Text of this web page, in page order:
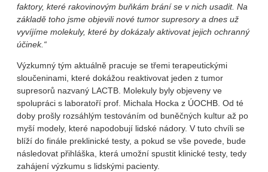
faktory, které rakovinovým buňkám brání se v nich usadit. Na
základě toho jsme objevili nové tumor supresory a dnes už
vyvíjíme molekuly, které by dokázaly aktivovat jejich ochranný
účinek.“
Výzkumný tým aktuálně pracuje se třemi terapeutickými
sloučeninami, které dokážou reaktivovat jeden z tumor
supresorů nazvaný LACTB. Molekuly byly objeveny ve
spolupráci s laboratoří prof. Michala Hocka z ÚOCHB. Od té
doby prošly rozsáhlým testováním od buněčných kultur až po
myší modely, které napodobují lidské nádory. V tuto chvíli se
blíží do finále preklinické testy, a pokud se vše povede, bude
následovat přihláška, která umožní spustit klinické testy, tedy
zahájení výzkumu s lidskými pacienty.